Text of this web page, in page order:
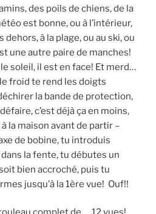
des poils de chiens, de la
est bonne, ou à l’intérieur,
dehors, à la plage, ou au ski, ou
une autre paire de manches!
soleil, il est en face! Et merd…
froid te rend les doigts
la bande de protection,
c’est déjà ça en moins,
la maison avant de partir –
de bobine, tu introduis
la fente, tu débutes un
bien accroché, puis tu
jusqu’à la 1ère vue! Ouf!!